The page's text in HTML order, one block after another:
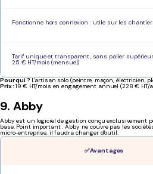
Fonctionne hors connexion : utile sur les
Tarif unique et transparent, sans palier supérieur
25 € HT/mois (mensuel)
Pour qui ?L'artisan solo (peintre, maçon, électricien,
Prix :19 € HT/mois en engagement annuel (228 €
9. Abby
Abby est un logiciel de gestion conçu exclusivement
base. Point important : Abby ne couvre pas les
micro-entreprise, il faudra changer d'outil.
✅ Avantages